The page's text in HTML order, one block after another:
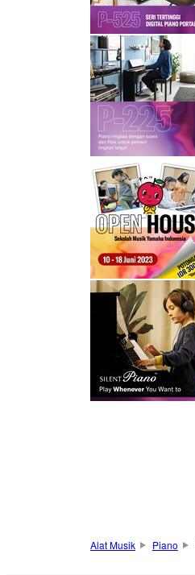
Alat Musik Piano